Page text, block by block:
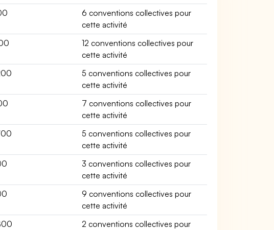
6 conventions collectives pour
cette activité
12 conventions collectives pour
cette activité
5 conventions collectives pour
cette activité
7 conventions collectives pour
cette activité
5 conventions collectives pour
cette activité
3 conventions collectives pour
cette activité
9 conventions collectives pour
cette activité
2 conventions collectives pour